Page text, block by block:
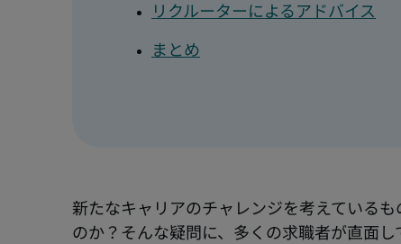
リクルーターによるアドバイス
まとめ
新たなキャリアのチャレンジを考えている
のか？そんな疑問に、多くの求職者が直面